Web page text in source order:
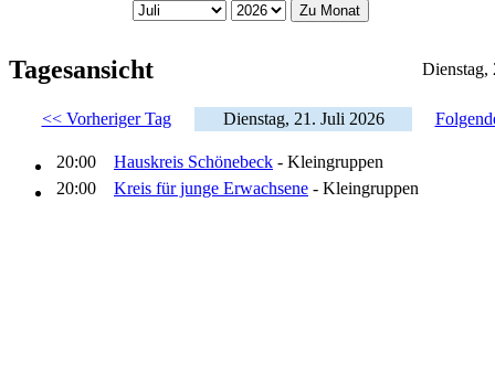
Zu Monat
Tagesansicht Dienstag,
<< Vorheriger Tag Dienstag, 21. Juli 2026
20:00 Hauskreis Schönebeck - Kleingruppen
20:00 Kreis für junge Erwachsene - Kleingruppen